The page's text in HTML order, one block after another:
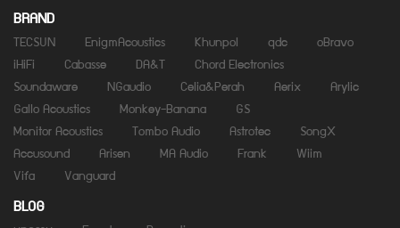
BRAND
TECSUN EnigmAcoustics Khunpol qdc
oBravo
iHiFi
Cabasse DA&T
Chord Electronics
Soundaware
NGaudio Celia&Perah Aerix
Arylic
Gallo Acoustics
Monkey-Banana
GS
Monitor Acoustics
Tombo Audio Astrotec
SongX
Accusound
Arisen MA Audio Frank
Wiim
Vifa
Vanguard
BLOG